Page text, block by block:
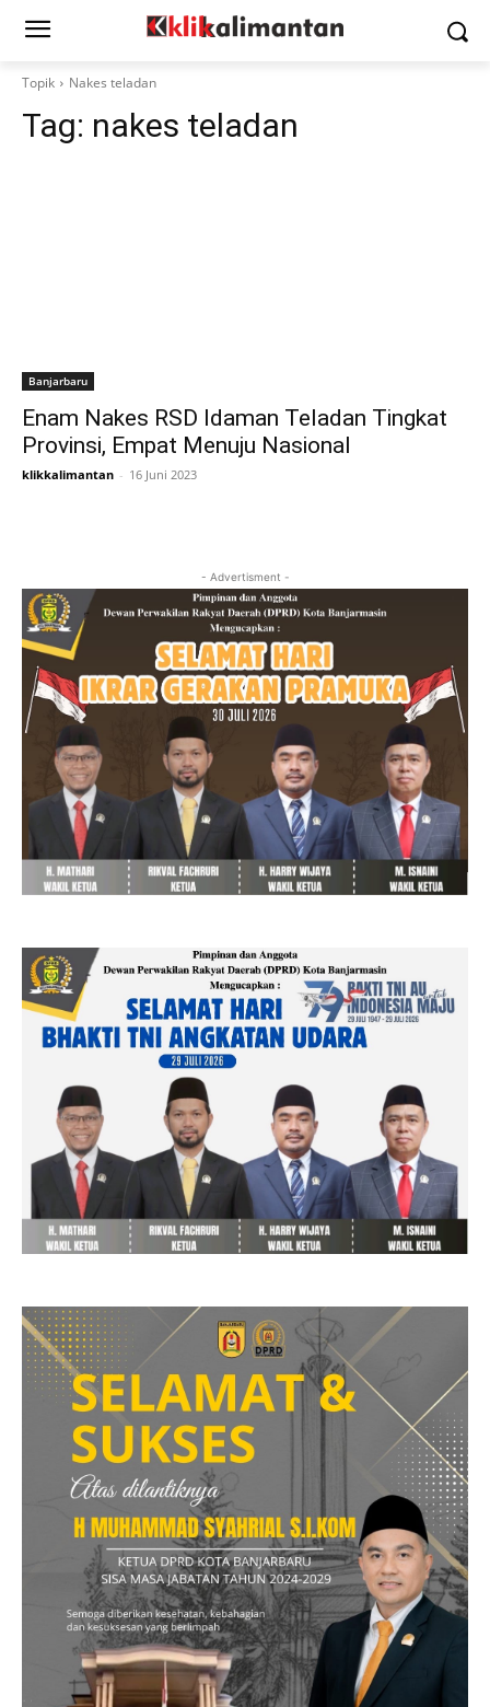
Topik Nakes teladan
Tag: nakes teladan
Banjarbaru
Enam Nakes RSD Idaman Teladan Tingkat
Provinsi, Empat Menuju Nasional
klikkalimantan - 16 Juni 2023
- Advertisment -